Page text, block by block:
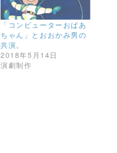
「コンピューターおばあ
ちゃん」とおおかみ男の
共演。
2018年5月14日
演劇制作